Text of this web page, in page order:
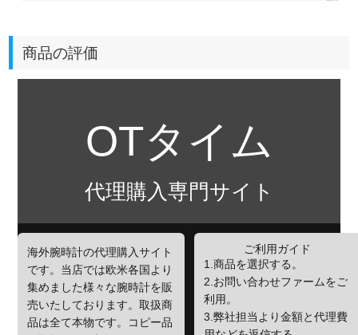
商品の評価
OTタイム
代理購入専門サイト
海外腕時計の代理購入サイト
です。当店では欧米各国より
集めました様々な腕時計を販
売いたしております。取扱商
品は全て本物です。コピー品
ご利用ガイド
1.商品を選択する。
2.お問い合わせファームをご
利用。
3.弊社担当より金額と代理費